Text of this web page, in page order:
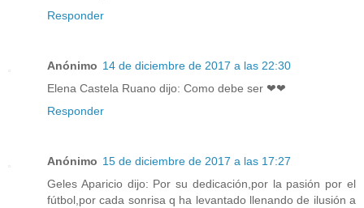
Responder
Anónimo 14 de diciembre de 2017 a las 22:30
Elena Castela Ruano dijo: Como debe ser ❤❤
Responder
Anónimo 15 de diciembre de 2017 a las 17:27
Geles Aparicio dijo: Por su dedicación,por la pasión por el
fútbol,por cada sonrisa q ha levantado llenando de ilusión a